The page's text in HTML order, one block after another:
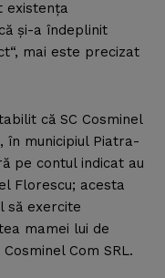
existenţa
şi-a îndeplinit
mai este precizat
că SC Cosminel
în municipiul Piatra-
pe contul indicat au
Florescu; acesta
să exercite
mamei lui de
Com SRL.